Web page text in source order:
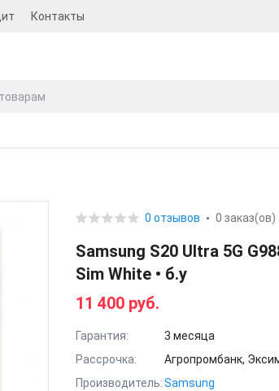
Контакты
0 отзывов 0 заказ(ов)
Samsung S20 Ultra 5G
Sim White • б.у
11 400 руб.
Гарантия:
3 месяца
Рассрочка:
Агропромбанк,
Производитель: Samsung